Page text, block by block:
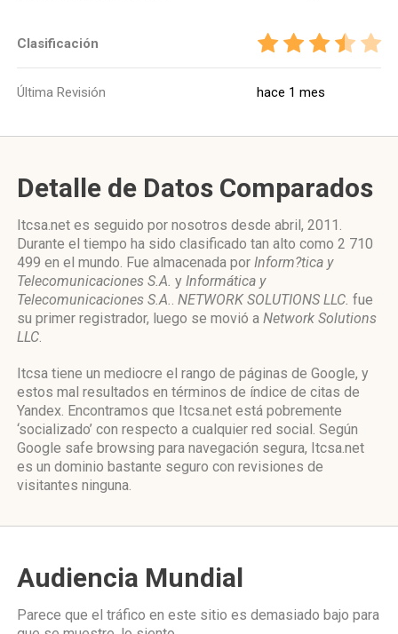
Clasificación
Última Revisión hace 1 mes
Detalle de Datos Comparados
Itcsa.net es seguido por nosotros desde abril, 2011.
Durante el tiempo ha sido clasificado tan alto como 2 710
499 en el mundo. Fue almacenada por Inform?tica y
Telecomunicaciones S.A. y Informática y
Telecomunicaciones S.A.. NETWORK SOLUTIONS LLC. fue
su primer registrador, luego se movió a Network Solutions
LLC.
Itcsa tiene un mediocre el rango de páginas de Google, y
estos mal resultados en términos de índice de citas de
Yandex. Encontramos que Itcsa.net está pobremente
‘socializado’ con respecto a cualquier red social. Según
Google safe browsing para navegación segura, Itcsa.net
es un dominio bastante seguro con revisiones de
visitantes ninguna.
Audiencia Mundial
Parece que el tráfico en este sitio es demasiado bajo para